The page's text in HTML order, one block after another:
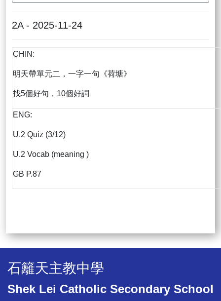
2A - 2025-11-24
CHIN:
明天帶單元二，一字一句《荷塘》
找5個好句，10個好詞
ENG:
U.2 Quiz (3/12)
U.2 Vocab (meaning )
GB P.87
石籬天主教中學
Shek Lei Catholic Secondary School